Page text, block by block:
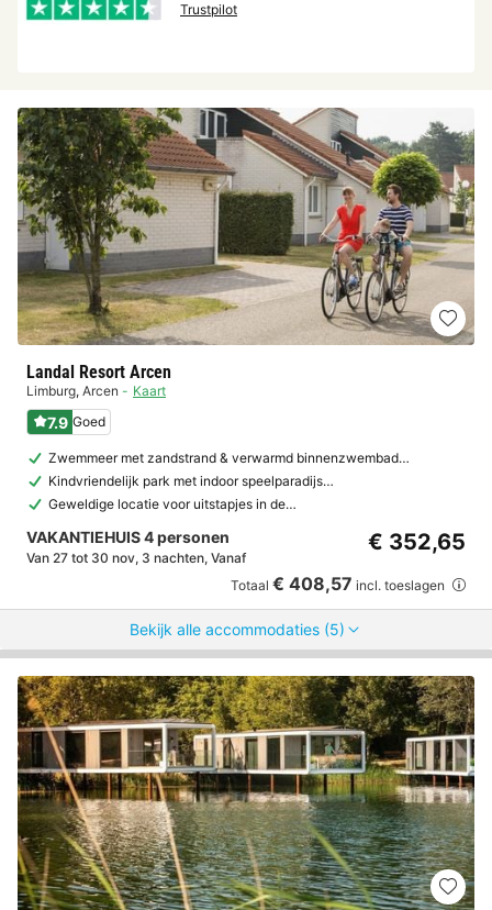
Landal Resort Arcen
Limburg, Arcen Kaart
7.9 Goed
Zwemmeer met zandstrand & verwarmd binnenzwembad…
Kindvriendelijk park met indoor speelparadijs…
Geweldige locatie voor uitstapjes in de…
VAKANTIEHUIS 4 personen
Van 27 tot 30 nov, 3 nachten, Vanaf
€ 352,65
Totaal € 408,57 incl. toeslagen
Bekijk alle accommodaties (5)
Trustpilot